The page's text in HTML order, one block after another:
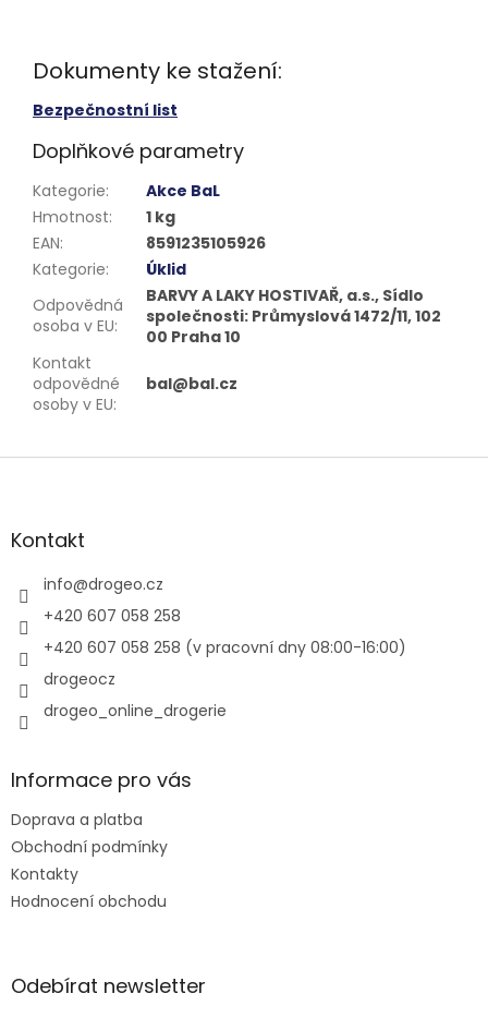
Dokumenty ke stažení:
Bezpečnostní list
Doplňkové parametry
Kategorie:
Akce BaL
Hmotnost:
1 kg
EAN:
8591235105926
Kategorie:
Úklid
Odpovědná
osoba v EU:
BARVY A LAKY HOSTIVAŘ, a.s., Sídlo
společnosti: Průmyslová 1472/11, 102
00 Praha 10
Kontakt
odpovědné
osoby v EU:
bal@bal.cz
Z
aKontakt
info@drogeo.cz
+420 607 058 258
+420 607 058 258 (v pracovní dny 08:00-16:00)
drogeocz
drogeo_online_drogerie
Informace pro vás
Doprava a platba
Obchodní podmínky
Kontakty
Hodnocení obchodu
Odebírat newsletter